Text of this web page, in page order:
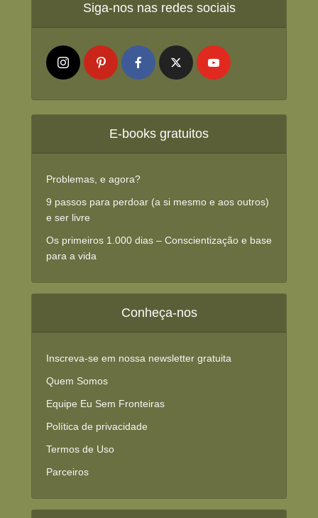
Siga-nos nas redes sociais
E-books gratuitos
Problemas, e agora?
9 passos para perdoar (a si mesmo e aos outros)
e ser livre
Os primeiros 1.000 dias – Conscientização e base
para a vida
Conheça-nos
Inscreva-se em nossa newsletter gratuita
Quem Somos
Equipe Eu Sem Fronteiras
Política de privacidade
Termos de Uso
Parceiros